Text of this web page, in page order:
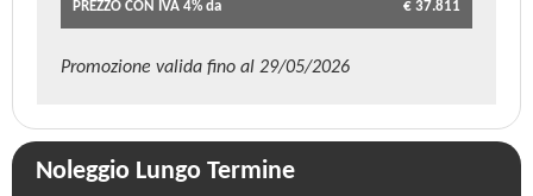
PREZZO CON IVA 4% da € 37.811
Promozione valida fino al 29/05/2026
Noleggio Lungo Termine